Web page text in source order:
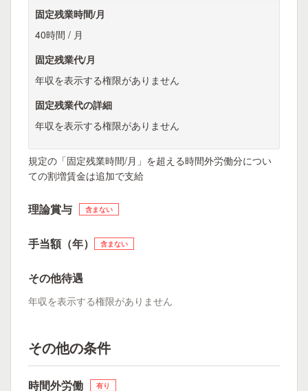
固定残業時間/月
40時間 / 月
固定残業代/月
年収を表示する権限がありません
固定残業代の詳細
年収を表示する権限がありません
規定の「固定残業時間/月」を超える時間外労働分につい
ての割増賃金は追加で支給
理論賞与 含まない
手当額（年） 含まない
その他待遇
年収を表示する権限がありません
その他の条件
時間外労働 有り